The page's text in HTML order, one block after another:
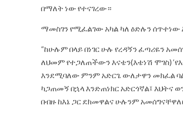
በማለት ነው የተናገረው።
ማመስገን የሚፈልገው አካል ካለ ዕድሉን ሰጥተነው
“ከሁሉም በላይ በነገር ሁሉ የረዳኝን ፈጣሪዬን
ለህመም የተጋለጠችውን እናቴን(እቴነሽ ሞገስ)
እንደሚባለው ምንም አድርጌ ውለታዋን መክፈል
ካጋጠመኝ በኋላ እንድጠነክር አድርጎኛል፤
በብዙ ከእኔ ጋር ደክመዋልና ሁሉንም